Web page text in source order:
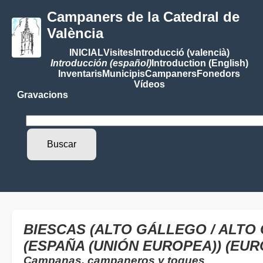
Campaners de la Catedral de
València
INICIALVisitesIntroducció (valencià)
Introducción (español)Introduction (English)
InventarisMunicipisCampanersFonedors
Vídeos
Gravacions
BIESCAS (ALTO GÁLLEGO /
(ESPAÑA (UNIÓN EUROPEA))
Campanas, campaneros y toques